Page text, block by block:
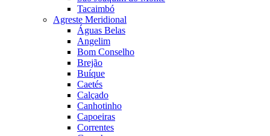
Tacaimbó
Agreste Meridional
Águas Belas
Angelim
Bom Conselho
Brejão
Buíque
Caetés
Calçado
Canhotinho
Capoeiras
Correntes